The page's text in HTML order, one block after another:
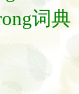
词典